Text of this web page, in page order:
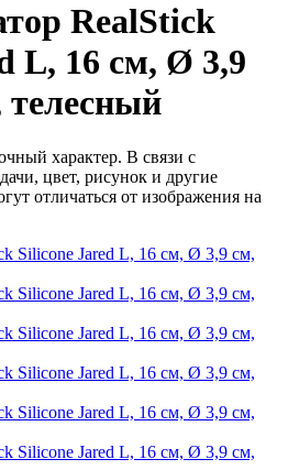
RealStick
L, 16 см, Ø 3,9
телесный
характер. В связи с
цвет, рисунок и другие
отличаться от изображения на